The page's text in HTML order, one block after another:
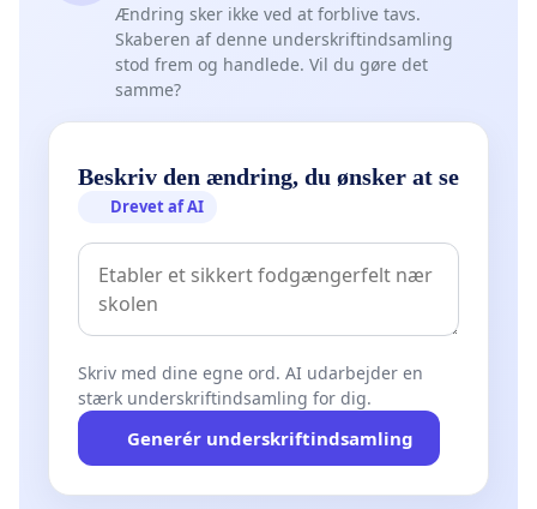
Ændring sker ikke ved at forblive tavs.
Skaberen af denne underskriftindsamling
stod frem og handlede. Vil du gøre det
samme?
Beskriv den ændring, du ønsker at se
Drevet af AI
Skriv med dine egne ord. AI udarbejder en
stærk underskriftindsamling for dig.
Generér underskriftindsamling